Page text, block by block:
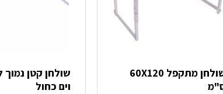
שולחן מתקפל 60X120
שולחן קטן נמוך
וים כחול